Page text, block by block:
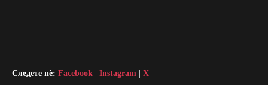
Следете нè: Facebook | Instagram | X